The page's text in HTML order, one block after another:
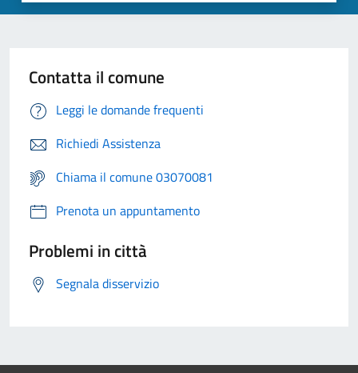
Contatta il comune
Leggi le domande frequenti
Richiedi Assistenza
Chiama il comune 03070081
Prenota un appuntamento
Problemi in città
Segnala disservizio